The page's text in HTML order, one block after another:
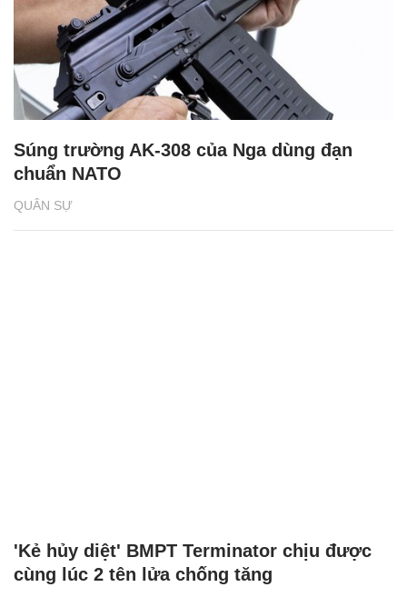
QUÂN SỰ
Súng trường AK-308 của Nga dùng đạn
chuẩn NATO
'Kẻ hủy diệt' BMPT Terminator chịu được
cùng lúc 2 tên lửa chống tăng